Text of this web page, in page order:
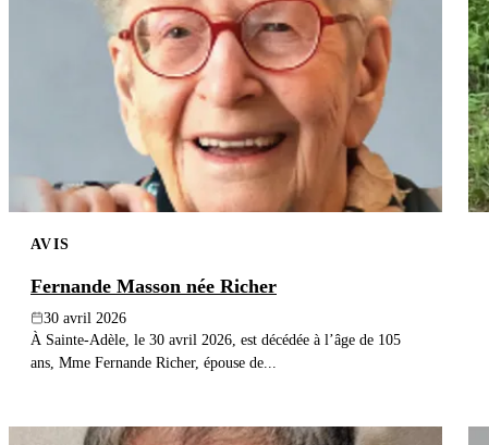
AVIS
Fernande Masson née Richer
30 avril 2026
À Sainte-Adèle, le 30 avril 2026, est décédée à l’âge de 105
ans, Mme Fernande Richer, épouse de...